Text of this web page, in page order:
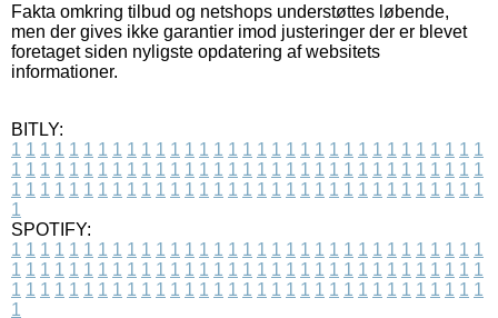
Fakta omkring tilbud og netshops understøttes løbende,
men der gives ikke garantier imod justeringer der er blevet
foretaget siden nyligste opdatering af websitets
informationer.
BITLY:
1 1 1 1 1 1 1 1 1 1 1 1 1 1 1 1 1 1 1 1 1 1 1 1 1 1 1 1 1 1 1 1 1
1 1 1 1 1 1 1 1 1 1 1 1 1 1 1 1 1 1 1 1 1 1 1 1 1 1 1 1 1 1 1 1 1
1 1 1 1 1 1 1 1 1 1 1 1 1 1 1 1 1 1 1 1 1 1 1 1 1 1 1 1 1 1 1 1 1
1
SPOTIFY:
1 1 1 1 1 1 1 1 1 1 1 1 1 1 1 1 1 1 1 1 1 1 1 1 1 1 1 1 1 1 1 1 1
1 1 1 1 1 1 1 1 1 1 1 1 1 1 1 1 1 1 1 1 1 1 1 1 1 1 1 1 1 1 1 1 1
1 1 1 1 1 1 1 1 1 1 1 1 1 1 1 1 1 1 1 1 1 1 1 1 1 1 1 1 1 1 1 1 1
1